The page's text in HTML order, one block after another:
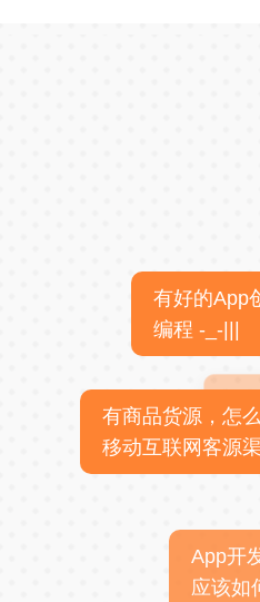
有好的App
编程 -_-|||
有商品货源，怎
移动互联网客源
App开
应该如